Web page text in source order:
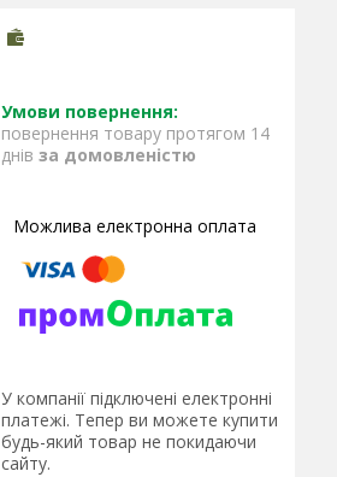
повернення товару протягом 14
днів за домовленістю
У компанії підключені електронні
платежі. Тепер ви можете купити
будь-який товар не покидаючи
сайту.